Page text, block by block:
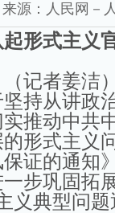
来源：人民网－
形式主义
者姜洁
持从讲政
推动中共
的形式主义
证的通知
步巩固拓
义典型问